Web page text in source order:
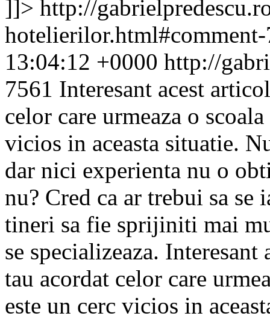
]]> http://
13:04:12 +0000 http://
7561 Interesant acest
celor care urmeaza o
vicios in aceasta situatie.
dar nici experienta nu o
nu? Cred ca ar trebui sa
tineri sa fie sprijiniti mai
se specializeaza. Interesant
tau acordat celor care
este un cerc vicios in